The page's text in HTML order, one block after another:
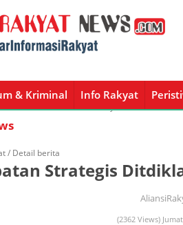
& Kriminal Info Rakyat
& Kriminal Info Rakyat Peristiwa
/ Detail berita
Strategis
(2362 Views)